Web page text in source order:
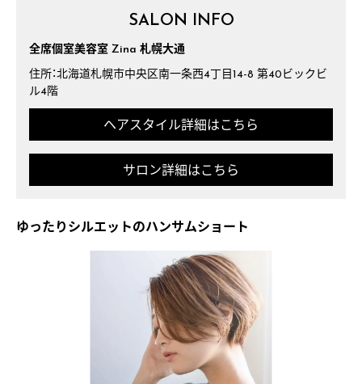
SALON INFO
全席個室美容室 Zina 札幌大通
住所：北海道札幌市中央区南一条西4丁目14-8 第40ビックビ
ル4階
ヘアスタイル詳細はこちら
サロン詳細はこちら
ゆったりシルエットのハンサムショート